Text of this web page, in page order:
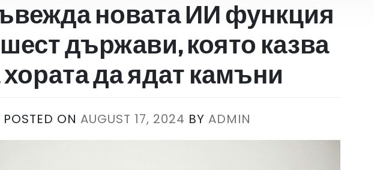
въвежда новата ИИ функция
държави, която казва
хората да ядат камъни
POSTED ON AUGUST 17, 2024 BY ADMIN